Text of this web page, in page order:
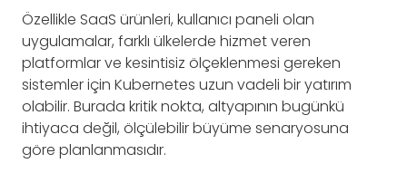
Özellikle SaaS ürünleri, kullanıcı paneli olan
uygulamalar, farklı ülkelerde hizmet veren
platformlar ve kesintisiz ölçeklenmesi gereken
sistemler için Kubernetes uzun vadeli bir yatırım
olabilir. Burada kritik nokta, altyapının bugünkü
ihtiyaca değil, ölçülebilir büyüme senaryosuna
göre planlanmasıdır.